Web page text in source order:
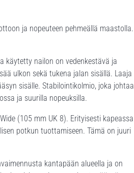
ja nopeuteen pehmeällä maastolla.
käytetty nailon on vedenkestävä ja
ulkon sekä tukena jalan sisällä. Laaja
sisälle. Stabilointikolmio, joka johtaa
ja suurilla nopeuksilla.
(105 mm UK 8). Erityisesti kapeassa
potkun tuottamiseen. Tämä on juuri
kantapään alueella ja on